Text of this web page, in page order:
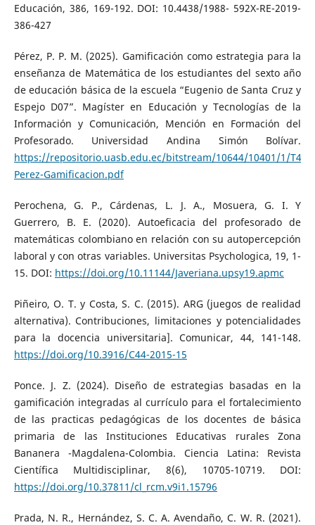
Educación, 386, 169-192. DOI: 10.4438/1988- 592X-RE-2019-
386-427
Pérez, P. P. M. (2025). Gamificación como estrategia para la
enseñanza de Matemática de los estudiantes del sexto año
de educación básica de la escuela “Eugenio de Santa Cruz y
Espejo D07”. Magíster en Educación y Tecnologías de la
Información y Comunicación, Mención en Formación del
Profesorado. Universidad Andina Simón Bolívar.
https://repositorio.uasb.edu.ec/bitstream/10644/10401/1/
Perez-Gamificacion.pdf
Perochena, G. P., Cárdenas, L. J. A., Mosuera, G. I. Y
Guerrero, B. E. (2020). Autoeficacia del profesorado de
matemáticas colombiano en relación con su autopercepción
laboral y con otras variables. Universitas Psychologica, 19, 1-
15. DOI: https://doi.org/10.11144/Javeriana.upsy19.apmc
Piñeiro, O. T. y Costa, S. C. (2015). ARG (juegos de realidad
alternativa). Contribuciones, limitaciones y potencialidades
para la docencia universitaria]. Comunicar, 44, 141-148.
https://doi.org/10.3916/C44-2015-15
Ponce. J. Z. (2024). Diseño de estrategias basadas en la
gamificación integradas al currículo para el fortalecimiento
de las practicas pedagógicas de los docentes de básica
primaria de las Instituciones Educativas rurales Zona
Bananera -Magdalena-Colombia. Ciencia Latina: Revista
Científica Multidisciplinar, 8(6), 10705-10719. DOI:
https://doi.org/10.37811/cl_rcm.v9i1.15796
Prada, N. R., Hernández, S. C. A. Avendaño, C. W. R. (2021).